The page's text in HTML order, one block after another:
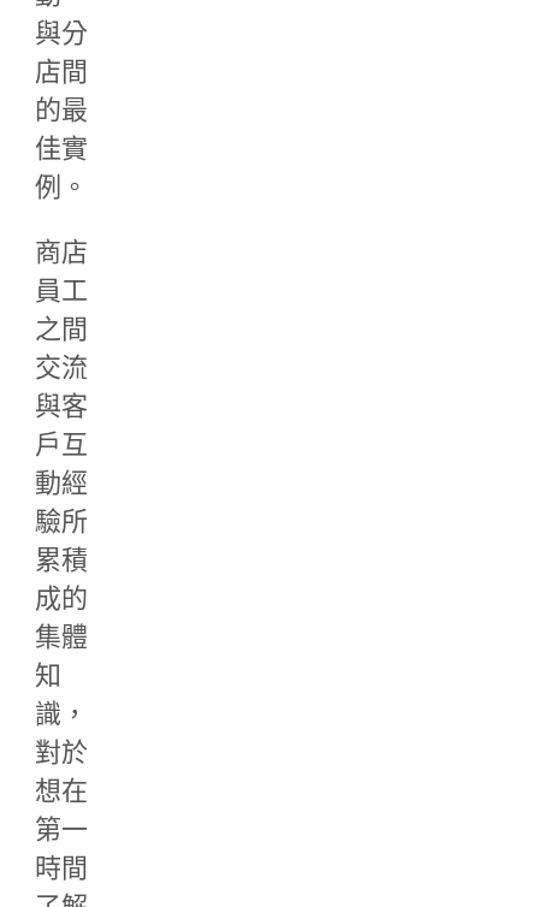
與分
店間
的最
佳實
例。
商店
員工
之間
交流
與客
戶互
動經
驗所
累積
成的
集體
知
識，
對於
想在
第一
時間